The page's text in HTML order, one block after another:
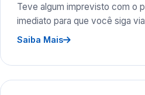
Teve algum imprevisto com o
imediato para que você siga
Saiba Mais